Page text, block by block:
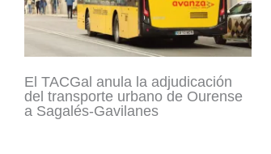
El TACGal anula la adjudicación
del transporte urbano de Ourense
a Sagalés-Gavilanes